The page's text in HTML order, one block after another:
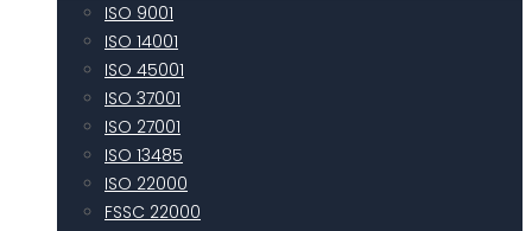
ISO 9001
ISO 14001
ISO 45001
ISO 37001
ISO 27001
ISO 13485
ISO 22000
FSSC 22000